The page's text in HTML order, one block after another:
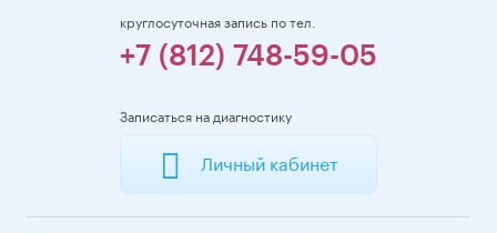
круглосуточная запись по тел.
+7 (812) 748-59-05
Записаться на диагностику
Личный кабинет